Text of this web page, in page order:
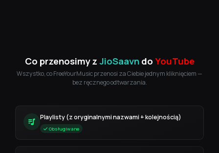
Co przenosimy zJioSaavndoYouTube
Wszystko, co FreeYourMusic przenosi za Ciebie jednym kliknięciem —
bez ręcznego odtwarzania.
Playlisty (z oryginalnymi nazwami + kolejnością)
Obsługiwane